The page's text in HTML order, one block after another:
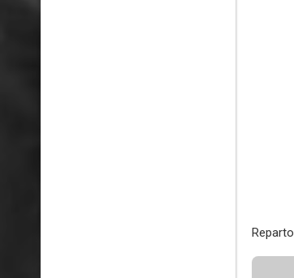
Reparto